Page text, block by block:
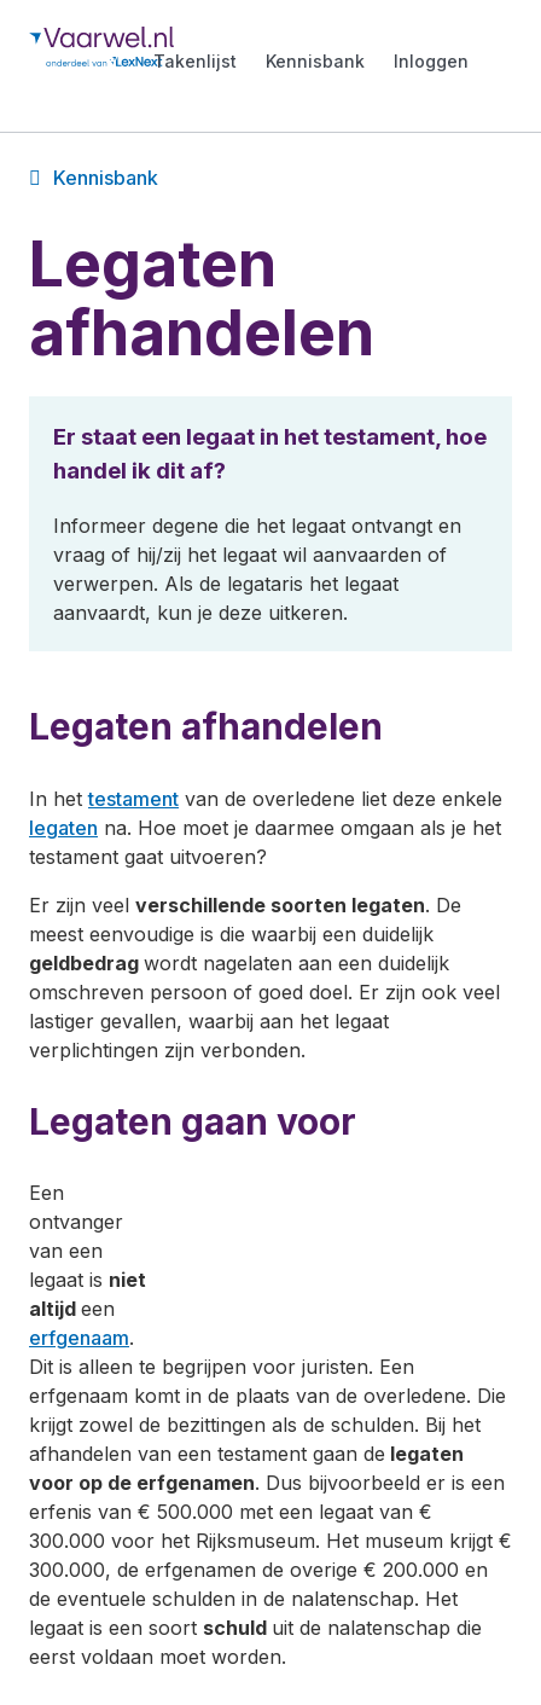
Takenlijst Kennisbank Inloggen
Kennisbank
Legaten
afhandelen
Er staat een legaat in het testament, hoe
handel ik dit af?
Informeer degene die het legaat ontvangt en
vraag of hij/zij het legaat wil aanvaarden of
verwerpen. Als de legataris het legaat
aanvaardt, kun je deze uitkeren.
Legaten afhandelen
In hettestament van de overledene liet deze enkele
legaten na. Hoe moet je daarmee omgaan als je het
testament gaat uitvoeren?
Er zijn veel verschillende soorten legaten. De
meest eenvoudige is die waarbij een duidelijk
geldbedrag wordt nagelaten aan een duidelijk
omschreven persoon of goed doel. Er zijn ook veel
lastiger gevallen, waarbij aan het legaat
verplichtingen zijn verbonden.
Legaten gaan voor
Een
ontvanger
van een
legaat is niet
altijd een
erfgenaam.
Dit is alleen te begrijpen voor juristen. Een
erfgenaam komt in de plaats van de overledene. Die
krijgt zowel de bezittingen als de schulden. Bij het
afhandelen van een testament gaan de legaten
voor op de erfgenamen. Dus bijvoorbeeld er is een
erfenis van € 500.000 met een legaat van €
300.000 voor het Rijksmuseum. Het museum krijgt €
300.000, de erfgenamen de overige € 200.000 en
de eventuele schulden in de nalatenschap. Het
legaat is een soort schuld uit de nalatenschap die
eerst voldaan moet worden.